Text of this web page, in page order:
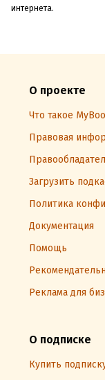
интернета.
О проекте
Что такое
Правовая
Загрузить
Политика
Документация
Помощь
Реклама для
О подписке
Купить